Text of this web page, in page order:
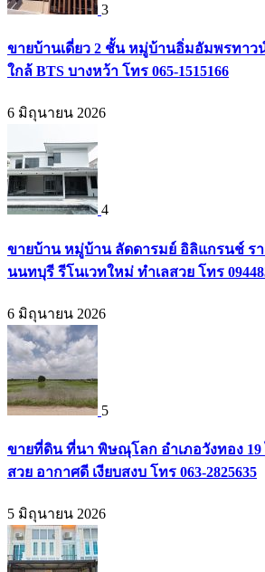
3
ขายบ้านเดี่ยว 2 ชั้น หมู่บ้านอิ่มอัมพรทาว
ใกล้ BTS บางหว้า โทร 065-1515166
6 มิถุนายน 2026
4
ขายบ้าน หมู่บ้าน ลัดดารมย์ อิลิแกรนช์ ร
นนทบุรี รีโนเวทใหม่ ทำเลสวย โทร
6 มิถุนายน 2026
5
ขายที่ดิน ที่นา พิษณุโลก อำเภอวังทอง 19
สวย อากาศดี เงียบสงบ โทร 063-2825635
5 มิถุนายน 2026